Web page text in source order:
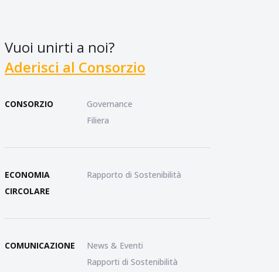
Vuoi unirti a noi?
Aderisci al Consorzio
CONSORZIO
Governance
Filiera
ECONOMIA
CIRCOLARE
Rapporto di Sostenibilità
COMUNICAZIONE
News & Eventi
Rapporti di Sostenibilità